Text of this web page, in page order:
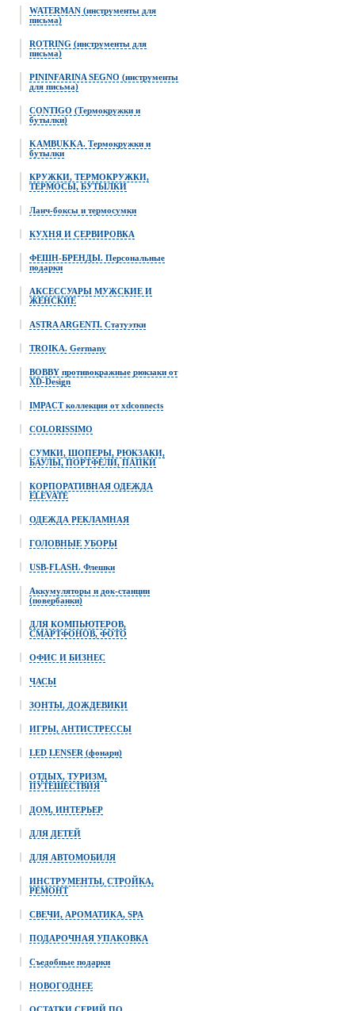
WATERMAN (инструменты для
письма)
ROTRING (инструменты для
письма)
PININFARINA SEGNO (инструменты
для письма)
CONTIGO (Термокружки и
бутылки)
KAMBUKKA. Термокружки и
бутылки
КРУЖКИ, ТЕРМОКРУЖКИ,
ТЕРМОСЫ, БУТЫЛКИ
Ланч-боксы и термосумки
КУХНЯ И СЕРВИРОВКА
ФЕШН-БРЕНДЫ. Персональные
подарки
АКСЕССУАРЫ МУЖСКИЕ И
ЖЕНСКИЕ
ASTRA ARGENTI. Статуэтки
TROIKA. Germany
BOBBY противокражные рюкзаки от
XD-Design
IMPACT коллекция от xdconnects
COLORISSIMO
СУМКИ, ШОПЕРЫ, РЮКЗАКИ,
БАУЛЫ, ПОРТФЕЛИ, ПАПКИ
КОРПОРАТИВНАЯ ОДЕЖДА
ELEVATE
ОДЕЖДА РЕКЛАМНАЯ
ГОЛОВНЫЕ УБОРЫ
USB-FLASH. Флешки
Аккумуляторы и док-станции
(повербанки)
ДЛЯ КОМПЬЮТЕРОВ,
СМАРТФОНОВ, ФОТО
ОФИС И БИЗНЕС
ЧАСЫ
ЗОНТЫ, ДОЖДЕВИКИ
ИГРЫ, АНТИСТРЕССЫ
LED LENSER (фонари)
ОТДЫХ, ТУРИЗМ,
ПУТЕШЕСТВИЯ
ДОМ, ИНТЕРЬЕР
ДЛЯ ДЕТЕЙ
ДЛЯ АВТОМОБИЛЯ
ИНСТРУМЕНТЫ, СТРОЙКА,
РЕМОНТ
СВЕЧИ, АРОМАТИКА, SPA
ПОДАРОЧНАЯ УПАКОВКА
Съедобные подарки
НОВОГОДНЕЕ